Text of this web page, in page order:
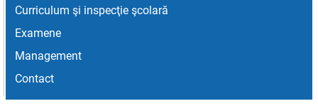
Curriculum şi inspecţie şcolară
Examene
Management
Contact